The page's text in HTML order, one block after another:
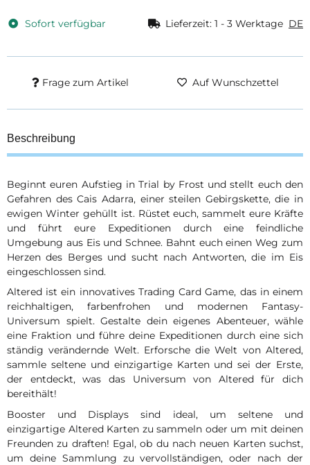
Sofort verfügbar Lieferzeit: 1 - 3 Werktage DE
Frage zum Artikel Auf Wunschzettel
Beschreibung
Beginnt euren Aufstieg in Trial by Frost und stellt euch den
Gefahren des Cais Adarra, einer steilen Gebirgskette, die in
ewigen Winter gehüllt ist. Rüstet euch, sammelt eure Kräfte
und führt eure Expeditionen durch eine feindliche
Umgebung aus Eis und Schnee. Bahnt euch einen Weg zum
Herzen des Berges und sucht nach Antworten, die im Eis
eingeschlossen sind.
Altered ist ein innovatives Trading Card Game, das in einem
reichhaltigen, farbenfrohen und modernen Fantasy-
Universum spielt. Gestalte dein eigenes Abenteuer, wähle
eine Fraktion und führe deine Expeditionen durch eine sich
ständig verändernde Welt. Erforsche die Welt von Altered,
sammle seltene und einzigartige Karten und sei der Erste,
der entdeckt, was das Universum von Altered für dich
bereithält!
Booster und Displays sind ideal, um seltene und
einzigartige Altered Karten zu sammeln oder um mit deinen
Freunden zu draften! Egal, ob du nach neuen Karten suchst,
um deine Sammlung zu vervollständigen, oder nach der